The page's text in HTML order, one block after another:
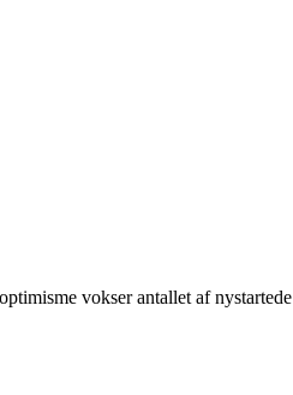
vokser antallet af